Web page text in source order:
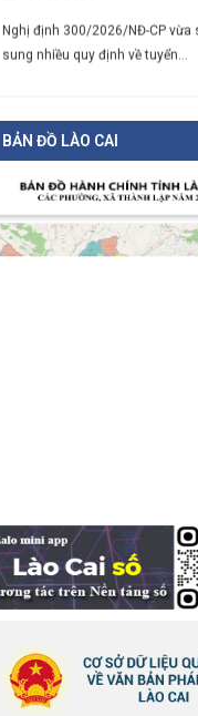
03-08-2026
thầu, đất đai, tín dụng, tài...
BẢN ĐỒ LÀO CAI